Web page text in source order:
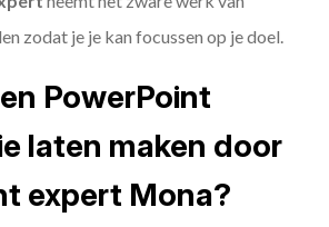
zodat je je kan focussen op je doel.
PowerPoint
laten maken door
expert Mona?